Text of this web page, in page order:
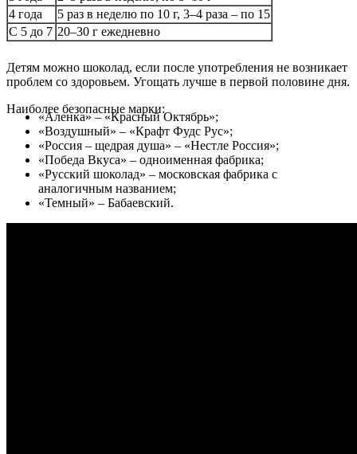
4 года
5 раз в неделю по 10 г, 3–4 раза – по 15
С 5 до 7 20–30 г ежедневно
Детям можно шоколад, если после употребления не возникает
проблем со здоровьем. Угощать лучше в первой половине дня.
Наиболее безопасные марки:
«Аленка» – «Красный Октябрь»;
«Воздушный» – «Крафт Фудс Рус»;
«Россия – щедрая душа» – «Нестле Россия»;
«Победа Вкуса» – одноименная фабрика;
«Русский шоколад» – московская фабрика с
аналогичным названием;
«Темный» – Бабаевский.